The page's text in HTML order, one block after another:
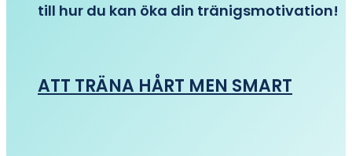
till hur du kan öka din tränigsmotivation!
ATT TRÄNA HÅRT MEN SMART